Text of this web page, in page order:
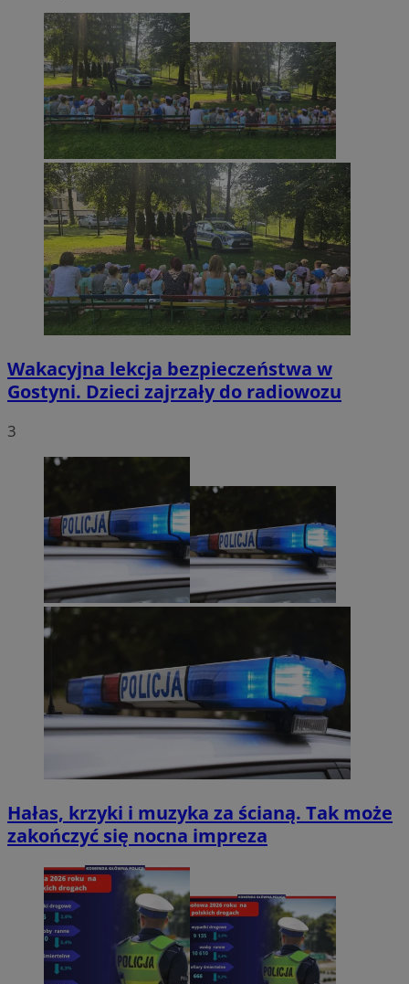
Wakacyjna lekcja bezpieczeństwa w
Gostyni. Dzieci zajrzały do radiowozu
3
Hałas, krzyki i muzyka za ścianą. Tak może
zakończyć się nocna impreza